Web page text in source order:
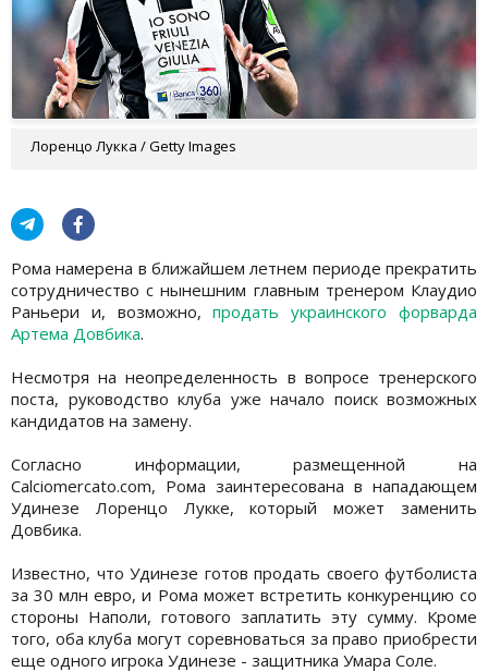
Лоренцо Лукка / Getty Images
Рома намерена в ближайшем летнем периоде прекратить
сотрудничество с нынешним главным тренером Клаудио
Раньери и, возможно,продать украинского форварда
Артема Довбика.
Несмотря на неопределенность в вопросе тренерского
поста, руководство клуба уже начало поиск возможных
кандидатов на замену.
Согласно информации, размещенной на
Calciomercato.com, Рома заинтересована в нападающем
Удинезе Лоренцо Лукке, который может заменить
Довбика.
Известно, что Удинезе готов продать своего футболиста
за 30 млн евро, и Рома может встретить конкуренцию со
стороны Наполи, готового заплатить эту сумму. Кроме
того, оба клуба могут соревноваться за право приобрести
еще одного игрока Удинезе - защитника Умара Соле.